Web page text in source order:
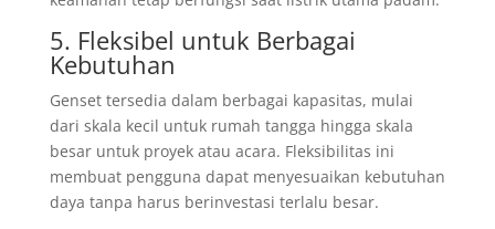
5. Fleksibel untuk Berbagai
Kebutuhan
Genset tersedia dalam berbagai kapasitas, mulai
dari skala kecil untuk rumah tangga hingga skala
besar untuk proyek atau acara. Fleksibilitas ini
membuat pengguna dapat menyesuaikan kebutuhan
daya tanpa harus berinvestasi terlalu besar.